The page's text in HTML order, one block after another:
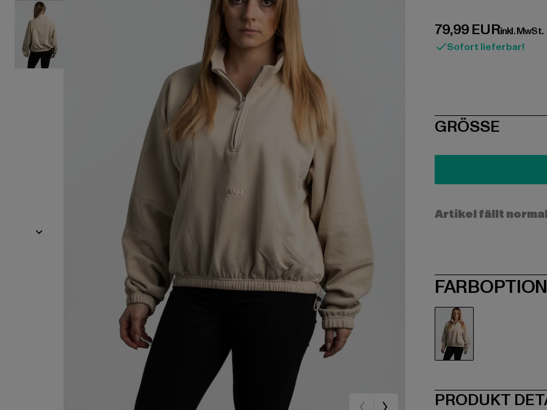
79,99 EUR
Derzeitiger Preis:
inkl. MwSt.
Sofort lieferbar!
SIZE
GRÖSSE
Artikel fällt
PRODUKT